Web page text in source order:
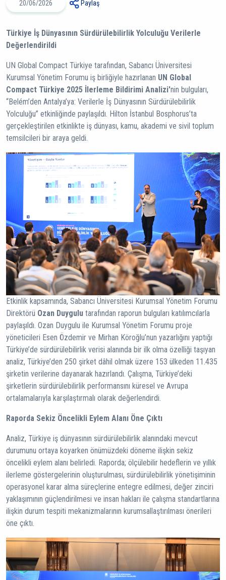
20/06/2026 Paylaş
Türkiye İş Dünyasının Sürdürülebilirlik Yolculuğu Verilerle
Değerlendirildi
UN Global Compact Türkiye tarafından, Sabancı Üniversitesi
Kurumsal Yönetim Forumu iş birliğiyle hazırlanan UN Global
Compact Türkiye 2025 İlerleme Bildirimi Analizi'nin bulguları,
“Belém’den Antalya’ya: Verilerle İş Dünyasının Sürdürülebilirlik
Yolculuğu” etkinliğinde paylaşıldı. Hilton İstanbul Bosphorus’ta
gerçekleştirilen etkinlikte iş dünyası, kamu, akademi ve sivil toplum
temsilcileri bir araya geldi.
Etkinlik kapsamında, Sabancı Üniversitesi Kurumsal Yönetim Forumu
Direktörü Ozan Duygulu tarafından raporun bulguları katılımcılarla
paylaşıldı. Ozan Duygulu ile Kurumsal Yönetim Forumu proje
yöneticileri Esen Özdemir ve Mirhan Köroğlu’nun yazarlığını yaptığı
Türkiye’de sürdürülebilirlik verisi alanında bir ilk olma özelliği taşıyan
analiz, Türkiye’den 250 şirket dâhil olmak üzere 153 ülkeden 11.435
şirketin verilerine dayanarak hazırlandı. Çalışma, Türkiye’deki
şirketlerin sürdürülebilirlik performansını küresel ve Avrupa
ortalamalarıyla karşılaştırmalı olarak değerlendirdi.
Raporda Sekiz Öncelikli Eylem Alanı Öne Çıktı
Analiz, Türkiye iş dünyasının sürdürülebilirlik alanındaki mevcut
durumunu ortaya koyarken önümüzdeki döneme ilişkin sekiz
öncelikli eylem alanı belirledi. Raporda; ölçülebilir hedeflerin ve yıllık
ilerleme göstergelerinin oluşturulması, sürdürülebilirlik yönetişiminin
operasyonel karar alma süreçlerine entegre edilmesi, değer zinciri
yaklaşımının güçlendirilmesi ve insan hakları ile çalışma standartlarına
ilişkin durum tespiti mekanizmalarının kurumsallaştırılması önerileri
öne çıktı.